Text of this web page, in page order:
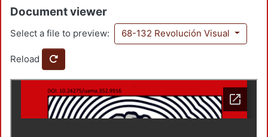
Document viewer
Select a file to preview: 68-132 Revolución Visual
Reload